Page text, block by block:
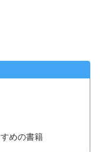
めの書籍